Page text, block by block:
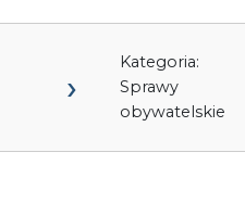
Kategoria:
Sprawy
obywatelskie